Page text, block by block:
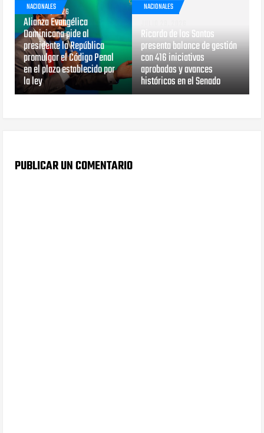
NACIONALES
JULIO 29, 2026
Alianza Evangélica
Dominicana pide al
presidente la República
promulgar el Código Penal
en el plazo establecido por
la ley
NACIONALES
Ricardo de los Santos
presenta balance de gestión
con 416 iniciativas
aprobadas y avances
históricos en el Senado
PUBLICAR UN COMENTARIO